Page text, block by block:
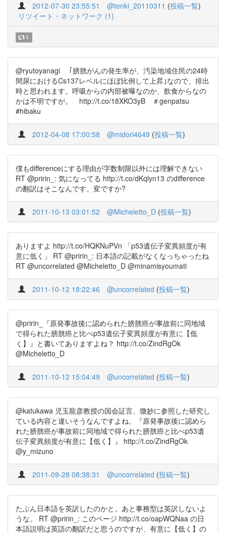
2012-07-30 23:55:51 @tenki_20110311 (投稿一覧)
リツイート・ネットワーク (1)
1
@ryutoyanagi ｢膀胱がんの発生率が、汚染地域住民の24時
間尿におけるCs137レベルにほぼ比例して上昇｣なので、排出
時と思われます。呼吸からの内部被曝なのか、飲食からなの
かは不明ですが。 http://t.co/18XKO3yB ＃genpatsu
#hibaku
2012-04-08 17:00:58 @midori4649 (投稿一覧)
僕もdifferenceにする理由が字数制限以外には理解できない
RT @pririn_: 気になってる http://t.co/dKqlyn13 のdifference
の翻訳はそこなんです。変ですか?
2011-10-13 03:01:52 @Micheletto_D (投稿一覧)
ありますよ http://t.co/HQKNuPVn 「p53遺伝子変異頻度が有
意に低く」 RT @pririn_: 日本語の記載がなくなっちゃったね
RT @uncorrelated @Micheletto_D @minamisyoumati
2011-10-12 18:22:46 @uncorrelated (投稿一覧)
@pririn_『原発事故後に認められた膀胱癌が事故前に同地域
で得られた膀胱癌と比べp53遺伝子変異頻度が有意に【低
く】』と書いてありますよね？ http://t.co/ZindRgOk
@Micheletto_D
2011-10-12 15:04:49 @uncorrelated (投稿一覧)
@katukawa 児玉龍彦教授の国会証言、微妙に参照した研究し
ている内容と違いそうなんですよね。『原発事故後に認めら
れた膀胱癌が事故前に同地域で得られた膀胱癌と比べp53遺
伝子変異頻度が有意に【低く】』 http://t.co/ZindRgOk
@y_mizuno
2011-09-28 08:38:31 @uncorrelated (投稿一覧)
たぶん日本語を英訳したのかと。あと事務型は英訳しないよ
うな。 RT @pririn_: このページ http://t.co/oapWQNaa の日
本語説明は英語の翻訳だと思うのですが、有意に【低く】の